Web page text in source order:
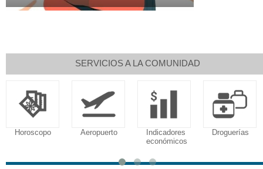
SERVICIOS A LA COMUNIDAD
Horoscopo Aeropuerto
Indicadores
económicos
Droguerías